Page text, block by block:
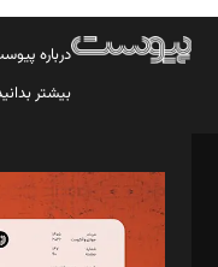
درباره
بیشتر
مدیر مسئول: محمدباقر
سردبیر: مهرک محمودی
دبیر تحریریه: میثم قاسمی